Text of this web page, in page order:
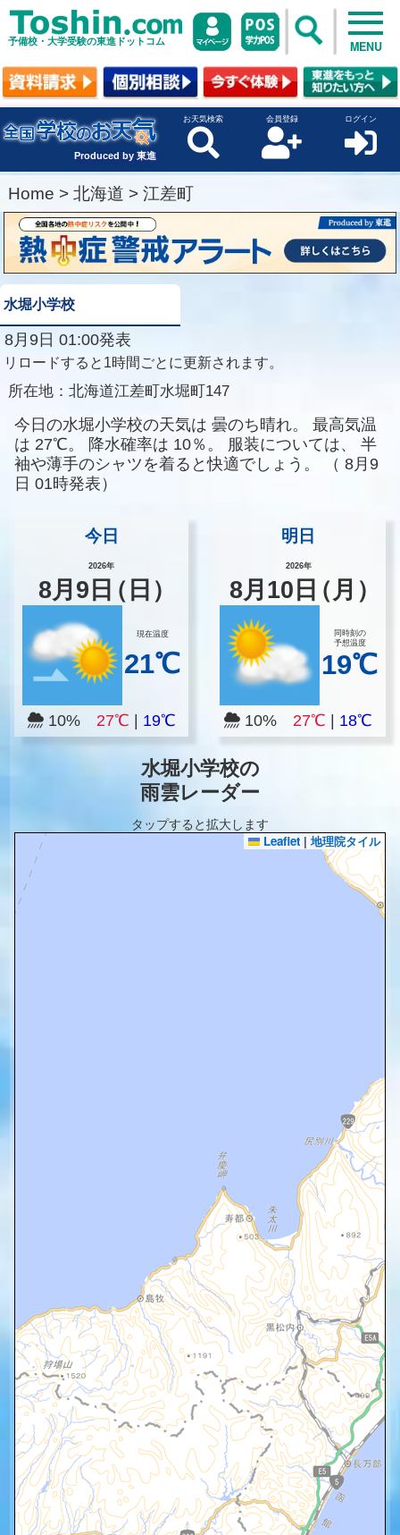
予備校・大学受験の東進ドットコム MENU
Produced by 東進
お天気検索 会員登録 ログイン
Home > 北海道 > 江差町
水堀小学校
8月9日 01:00発表
リロードすると1時間ごとに更新されます。
所在地： 北海道江差町水堀町147
今日の水堀小学校の天気は 曇のち晴れ。
最高気温
は 27℃。 降水確率は 10％。 服装については、
半
袖や薄手のシャツを着ると快適でしょう。
（ 8月9
日 01時発表）
今日
2026年
8月 9 日（日）
現在温度
21℃
10% 27℃ 19℃
明日
2026年
8月 10 日（月）
同時刻の
予想温度
19℃
10% 27℃ 18℃
水堀小学校の
雨雲レーダー
タップすると拡大します
Leaflet | 地理院タイル